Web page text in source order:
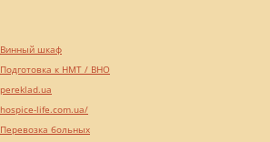
Винный шкаф
Подготовка к НМТ / ВНО
pereklad.ua
hospice-life.com.ua/
Перевозка больных